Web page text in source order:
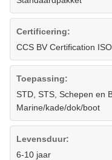
Certificering:
CCS BV Certification
Toepassing:
STD, STS, Schepen en
Marine/kade/dok/boot
Levensduur:
6-10 jaar